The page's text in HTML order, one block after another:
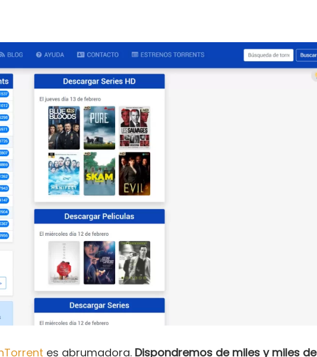
es abrumadora. Dispondremos de miles y miles de